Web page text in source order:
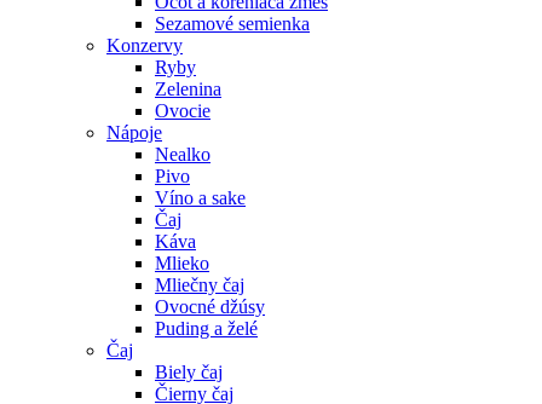
Sezamové semienka
Konzervy
Ryby
Zelenina
Ovocie
Nápoje
Nealko
Pivo
Víno a sake
Čaj
Káva
Mlieko
Mliečny čaj
Ovocné džúsy
Puding a želé
Čaj
Biely čaj
Čierny čaj